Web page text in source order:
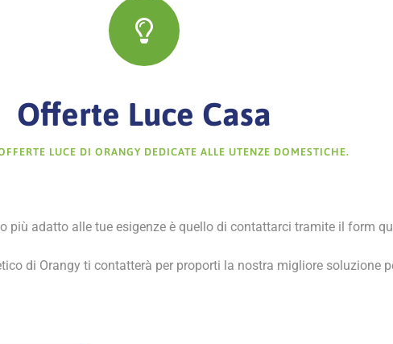
Offerte Luce Casa
LUCE DI ORANGY DEDICATE ALLE UTENZE DOMESTICHE.
più adatto alle tue esigenze è quello di contattarci tramite il form
di Orangy ti contatterà per proporti la nostra migliore soluzione